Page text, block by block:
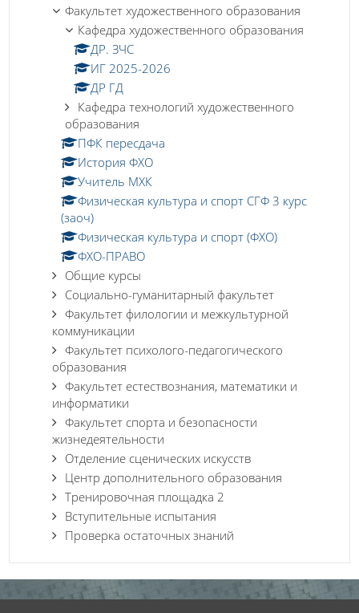
Факультет художественного образования
Кафедра художественного образования
ДР. ЗЧС
ИГ 2025-2026
ДР ГД
Кафедра технологий художественного
образования
ПФК пересдача
История ФХО
Учитель МХК
Физическая культура и спорт СГФ 3 курс
(заоч)
Физическая культура и спорт (ФХО)
ФХО-ПРАВО
Общие курсы
Социально-гуманитарный факультет
Факультет филологии и межкультурной
коммуникации
Факультет психолого-педагогического
образования
Факультет естествознания, математики и
информатики
Факультет спорта и безопасности
жизнедеятельности
Отделение сценических искусств
Центр дополнительного образования
Тренировочная площадка 2
Вступительные испытания
Проверка остаточных знаний